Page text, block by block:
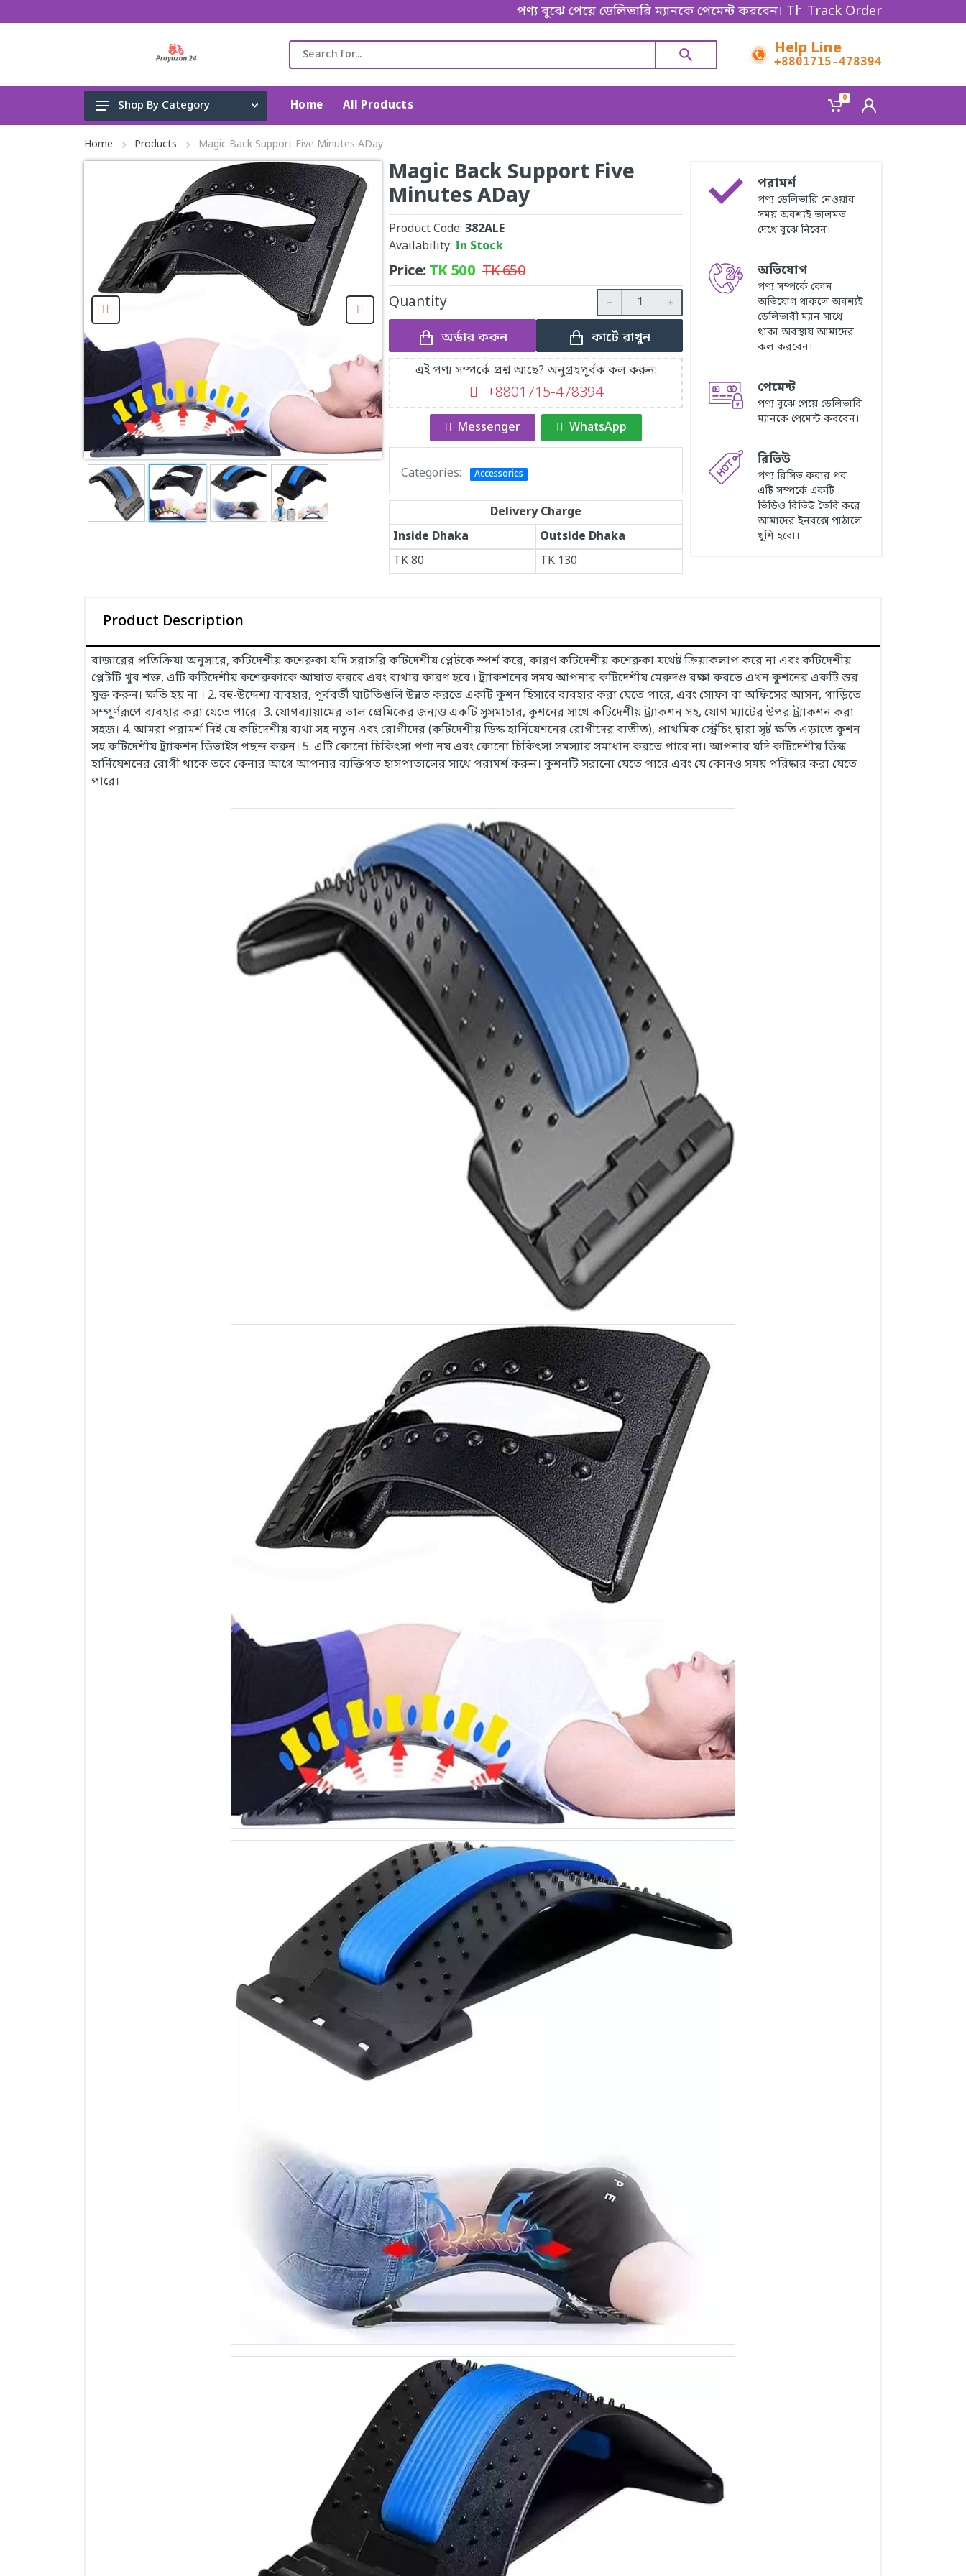
পণ্য বুঝে পেয়ে ডেলিভারি ম্যানকে পেমেন্ট করবেন। Thanks for shopping!
Track Order
Help Line
+8801715-478394
Gadget & Electronics
Cleaning Supplies
Toys, Kids & Baby
Home Appliance
Fashion & Lifestyle
Health & Beauty
View All Categories
Shop By Category Home All Products
0
Home Products Magic Back Support Five Minutes ADay
Magic Back Support Five
Minutes ADay
Product Code: 382ALE
Availability: In Stock
Price:TK500 TK650
Quantity
অর্ডার করুন কার্টে রাখুন
এই পণ্য সম্পর্কে প্রশ্ন আছে? অনুগ্রহপূর্বক কল করুন:
+8801715-478394
Messenger WhatsApp
Categories: Accessories
Delivery Charge
Inside Dhaka
Outside Dhaka
TK80 TK 130
পরামর্শ
পণ্য ডেলিভারি নেওয়ার
সময় অবশ্যই ভালমত
দেখে বুঝে নিবেন।
অভিযোগ
পণ্য সম্পর্কে কোন
অভিযোগ থাকলে অবশ্যই
ডেলিভারী ম্যান সাথে
থাকা অবস্থায় আমাদের
কল করবেন।
পেমেন্ট
পণ্য বুঝে পেয়ে ডেলিভারি
ম্যানকে পেমেন্ট করবেন।
রিভিউ
পণ্য রিসিভ করার পর
এটি সম্পর্কে একটি
ভিডিও রিভিউ তৈরি করে
আমাদের ইনবক্সে পাঠালে
খুশি হবো।
Product Description
বাজারের প্রতিক্রিয়া অনুসারে, কটিদেশীয় কশেরুকা যদি সরাসরি কটিদেশীয় প্লেটকে স্পর্শ করে, কারণ কটিদেশীয় কশেরুকা যথেষ্ট ক্রিয়াকলাপ করে না এবং কটিদেশীয়
প্লেটটি খুব শক্ত, এটি কটিদেশীয় কশেরুকাকে আঘাত করবে এবং ব্যথার কারণ হবে ৷ ট্র্যাকশনের সময় আপনার কটিদেশীয় মেরুদণ্ড রক্ষা করতে এখন কুশনের একটি স্তর
যুক্ত করুন। ক্ষতি হয় না । 2. বহু-উদ্দেশ্য ব্যবহার, পূর্ববর্তী ঘাটতিগুলি উন্নত করতে একটি কুশন হিসাবে ব্যবহার করা যেতে পারে, এবং সোফা বা অফিসের আসন, গাড়িতে
সম্পূর্ণরূপে ব্যবহার করা যেতে পারে। 3. যোগব্যায়ামের ভাল প্রেমিকের জন্যও একটি সুসমাচার, কুশনের সাথে কটিদেশীয় ট্র্যাকশন সহ, যোগ ম্যাটের উপর ট্র্যাকশন করা
সহজ। 4. আমরা পরামর্শ দিই যে কটিদেশীয় ব্যথা সহ নতুন এবং রোগীদের (কটিদেশীয় ডিস্ক হার্নিয়েশনের রোগীদের ব্যতীত), প্রাথমিক স্ট্রেচিং দ্বারা সৃষ্ট ক্ষতি এড়াতে কুশন
সহ কটিদেশীয় ট্র্যাকশন ডিভাইস পছন্দ করুন। 5. এটি কোনো চিকিৎসা পণ্য নয় এবং কোনো চিকিৎসা সমস্যার সমাধান করতে পারে না। আপনার যদি কটিদেশীয় ডিস্ক
হার্নিয়েশনের রোগী থাকে তবে কেনার আগে আপনার ব্যক্তিগত হাসপাতালের সাথে পরামর্শ করুন। কুশনটি সরানো যেতে পারে এবং যে কোনও সময় পরিষ্কার করা যেতে
পারে।